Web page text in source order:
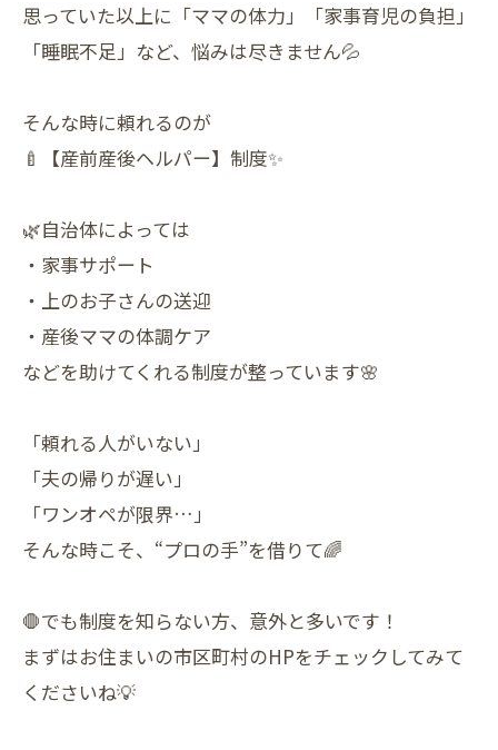
思っていた以上に「ママの体力」「家事育児の負担」
「睡眠不足」など、悩みは尽きません💦
そんな時に頼れるのが
🍼【産前産後ヘルパー】制度✨
🌿自治体によっては
・家事サポート
・上のお子さんの送迎
・産後ママの体調ケア
などを助けてくれる制度が整っています🌸
「頼れる人がいない」
「夫の帰りが遅い」
「ワンオペが限界…」
そんな時こそ、“プロの手”を借りて🌈
🛑でも制度を知らない方、意外と多いです！
まずはお住まいの市区町村のHPをチェックしてみて
くださいね💡